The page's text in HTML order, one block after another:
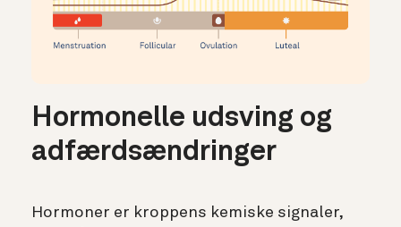
Hormonelle udsving og
adfærdsændringer
Hormoner er kroppens kemiske signaler,